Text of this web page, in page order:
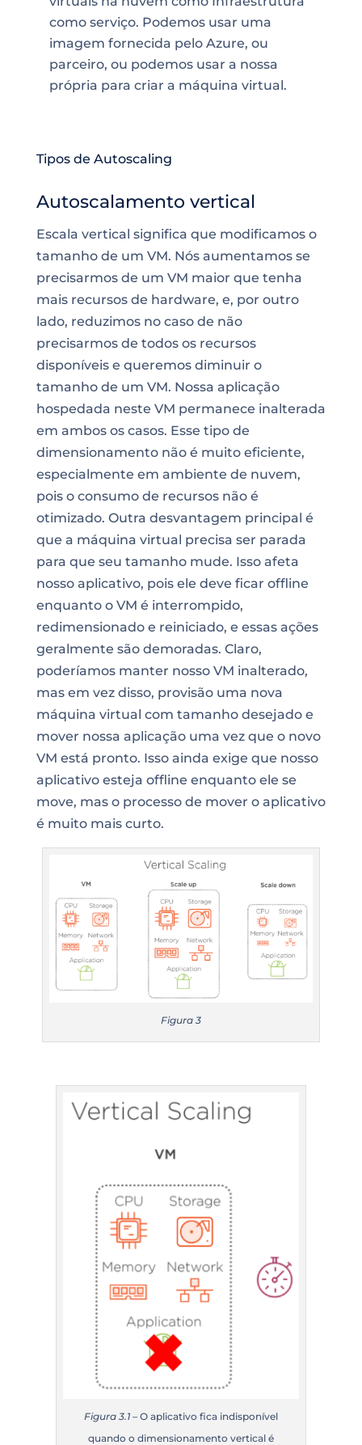
como serviço. Podemos usar uma
imagem fornecida pelo Azure, ou
parceiro, ou podemos usar a nossa
própria para criar a máquina virtual.
Tipos de Autoscaling
Autoscalamento vertical
Escala vertical significa que modificamos o
tamanho de um VM. Nós aumentamos se
precisarmos de um VM maior que tenha
mais recursos de hardware, e, por outro
lado, reduzimos no caso de não
precisarmos de todos os recursos
disponíveis e queremos diminuir o
tamanho de um VM. Nossa aplicação
hospedada neste VM permanece inalterada
em ambos os casos. Esse tipo de
dimensionamento não é muito eficiente,
especialmente em ambiente de nuvem,
pois o consumo de recursos não é
otimizado. Outra desvantagem principal é
que a máquina virtual precisa ser parada
para que seu tamanho mude. Isso afeta
nosso aplicativo, pois ele deve ficar offline
enquanto o VM é interrompido,
redimensionado e reiniciado, e essas ações
geralmente são demoradas. Claro,
poderíamos manter nosso VM inalterado,
mas em vez disso, provisão uma nova
máquina virtual com tamanho desejado e
mover nossa aplicação uma vez que o novo
VM está pronto. Isso ainda exige que nosso
aplicativo esteja offline enquanto ele se
move, mas o processo de mover o aplicativo
é muito mais curto.
Figura 3
Figura 3.1– O aplicativo fica indisponível
quando o dimensionamento vertical é